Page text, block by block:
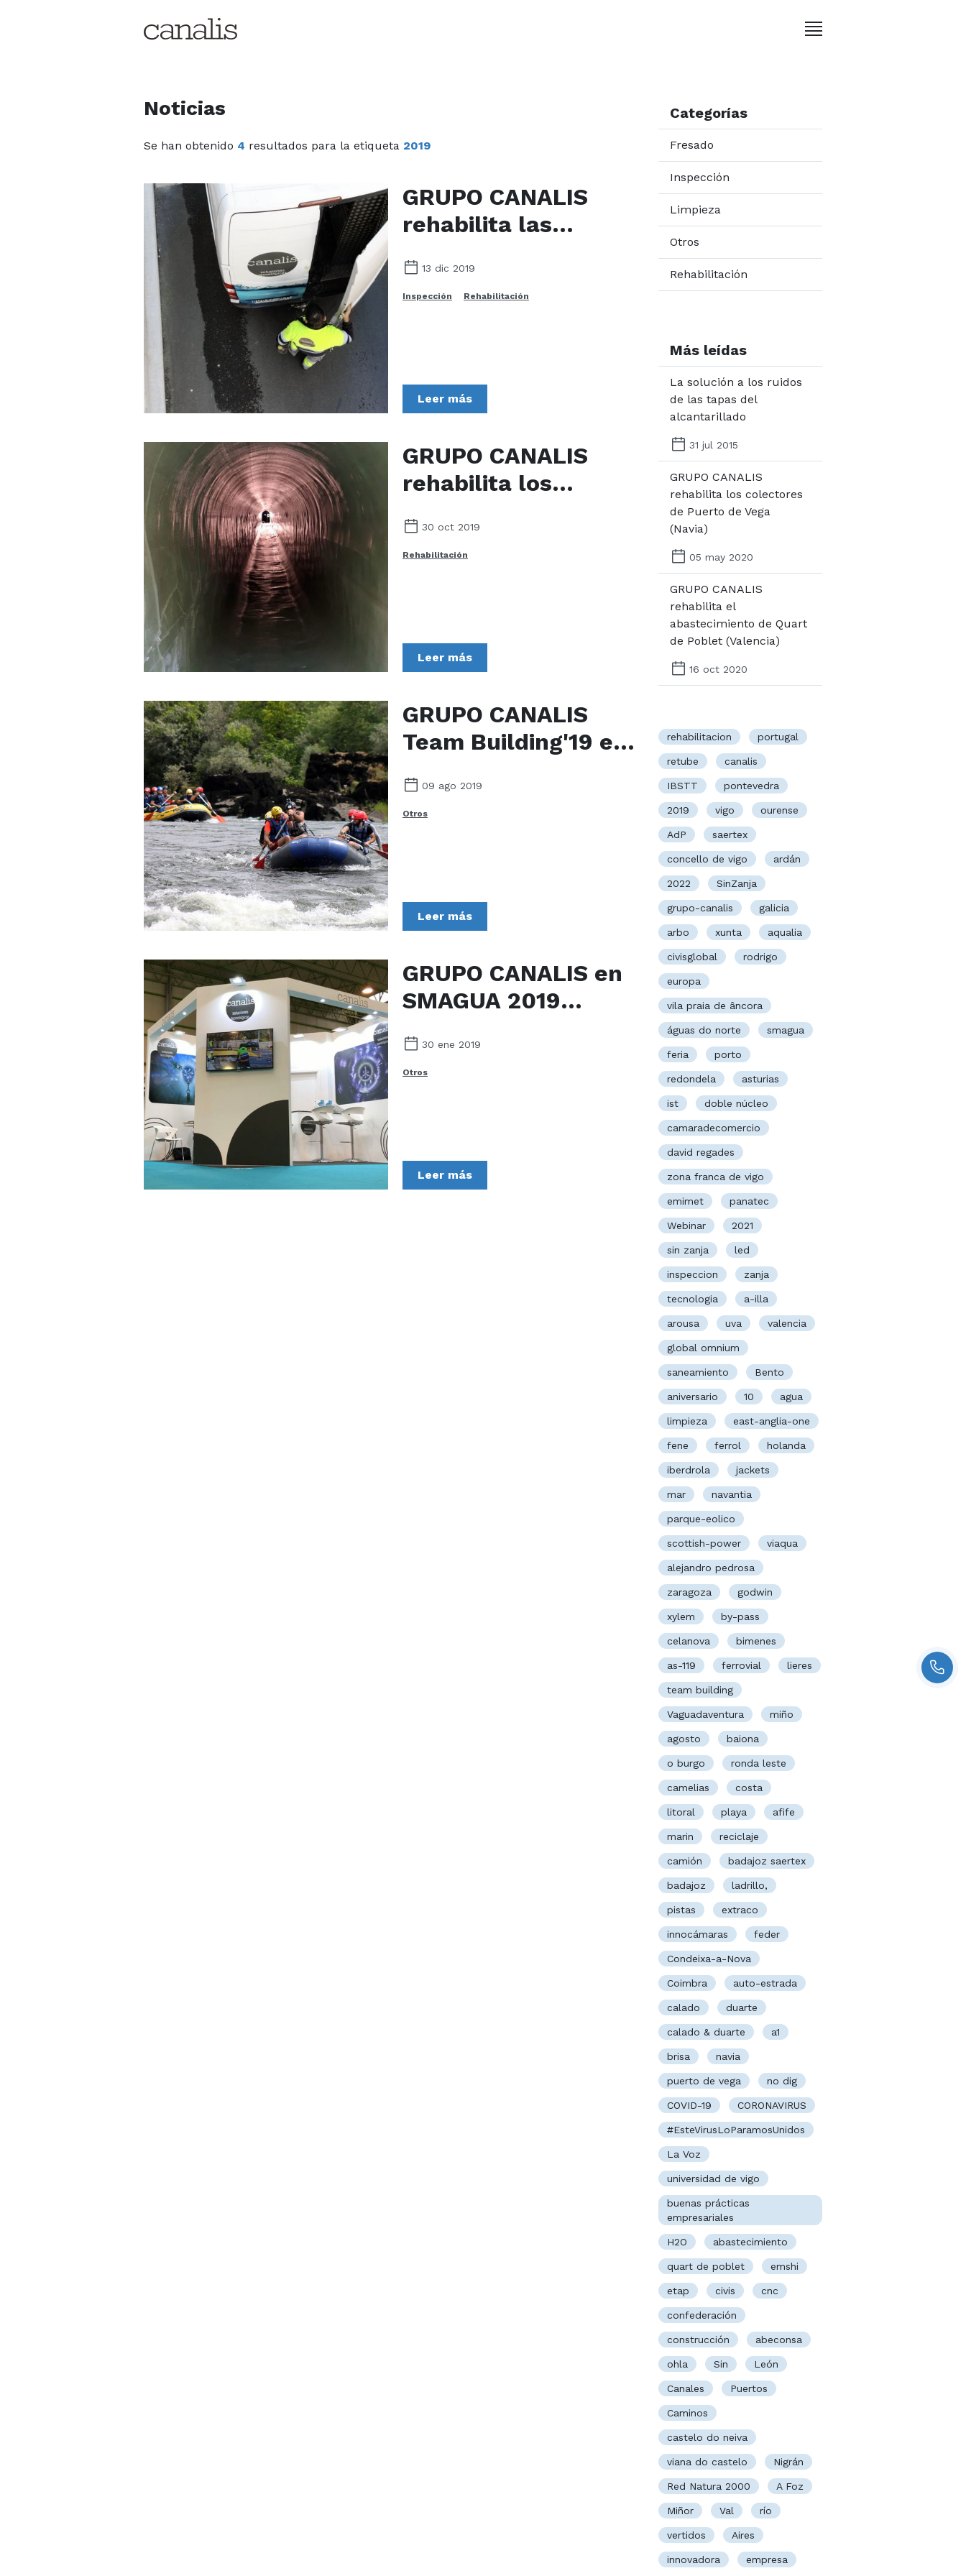
Categorías
Fresado
Inspección
Limpieza
Otros
Rehabilitación
Más leídas
La solución a los ruidos
de las tapas del
alcantarillado
31 jul 2015
GRUPO CANALIS
rehabilita los colectores
de Puerto de Vega
(Navia)
05 may 2020
GRUPO CANALIS
rehabilita el
abastecimiento de Quart
de Poblet (Valencia)
16 oct 2020
rehabilitacion portugal
retube canalis
IBSTT pontevedra
2019 vigo ourense
AdP saertex
concello de vigo ardán
2022 SinZanja
grupo-canalis galicia
arbo xunta aqualia
civisglobal rodrigo
europa
vila praia de âncora
águas do norte smagua
feria porto
redondela asturias
ist doble núcleo
camaradecomercio
david regades
zona franca de vigo
emimet panatec
Webinar 2021
sin zanja led
inspeccion zanja
tecnologia a-illa
arousa uva valencia
global omnium
saneamiento Bento
aniversario 10 agua
limpieza east-anglia-one
fene ferrol holanda
iberdrola jackets
mar navantia
parque-eolico
scottish-power viaqua
alejandro pedrosa
zaragoza godwin
xylem by-pass
celanova bimenes
as-119 ferrovial lieres
team building
Vaguadaventura miño
agosto baiona
o burgo ronda leste
camelias costa
litoral playa afife
marin reciclaje
camión badajoz saertex
badajoz ladrillo,
pistas extraco
innocámaras feder
Condeixa-a-Nova
Coimbra auto-estrada
calado duarte
calado & duarte a1
brisa navia
puerto de vega no dig
COVID-19 CORONAVIRUS
#EsteVirusLoParamosUnidos
La Voz
universidad de vigo
buenas prácticas
empresariales
H2O abastecimiento
quart de poblet emshi
etap civis cnc
confederación
construcción abeconsa
ohla Sin León
Canales Puertos
Caminos
castelo do neiva
viana do castelo Nigrán
Red Natura 2000 A Foz
Miñor Val río
vertidos Aires
innovadora empresa
Noticias
Se han obtenido 4 resultados para la etiqueta 2019
GRUPO CANALIS
rehabilita las
calle Gregorio
Espino en Vigo
13 dic 2019
Inspección Rehabilitación
Leer más
GRUPO CANALIS
rehabilita los
Base Aérea de
Talavera la Real
30 oct 2019
Rehabilitación
Leer más
GRUPO CANALIS
Team Building'19 en
09 ago 2019
Otros
Leer más
GRUPO CANALIS en
SMAGUA 2019
30 ene 2019
Otros
Leer más